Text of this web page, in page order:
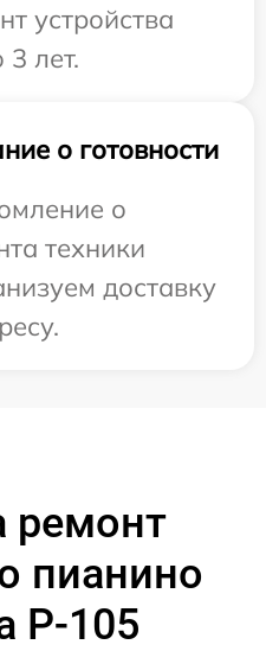
устройства
лет.
о готовности
о
техники
доставку
ремонт
пианино
P-105